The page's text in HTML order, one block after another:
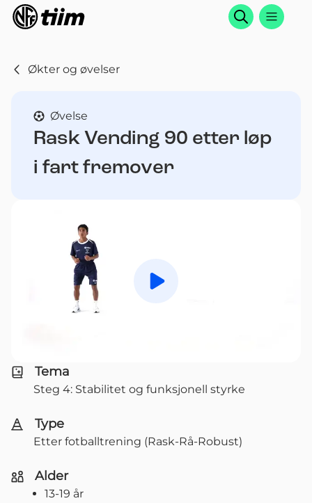
Søk
Økter og øvelser
Øvelse
Rask Vending 90 etter løp
i fart fremover
Spill av
Tema
Steg 4: Stabilitet og funksjonell styrke
Type
Etter fotballtrening (Rask-Rå-Robust)
Alder
13-19 år